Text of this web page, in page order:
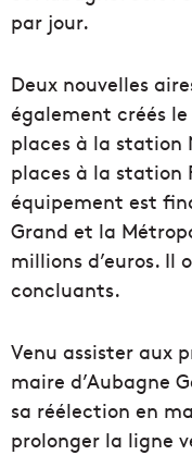
par jour.
Deux nouvelles
également créés
places à la station
places à la station
équipement est
Grand et la
millions d’euros. Il
concluants.
Venu assister aux
maire d’Aubagne
sa réélection en
prolonger la ligne